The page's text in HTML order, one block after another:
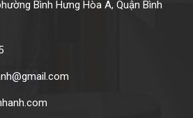
Bình Hưng Hòa A, Quận Bình